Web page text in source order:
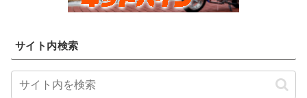
サイト内検索